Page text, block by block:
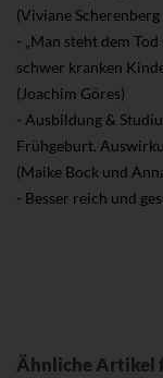
(Viviane
- „Man steht dem
schwer kranken
(Joachim Göres)
- Ausbildung &
Frühgeburt.
(Maike Bock und
- Besser reich und
Ähnliche Artikel